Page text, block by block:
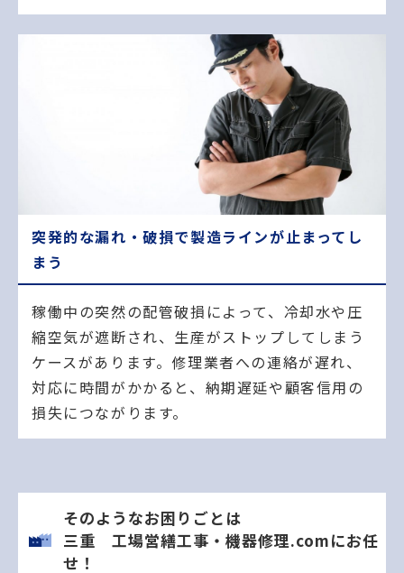
突発的な漏れ・破損で製造ラインが止まってし
まう
稼働中の突然の配管破損によって、冷却水や圧
縮空気が遮断され、生産がストップしてしまう
ケースがあります。修理業者への連絡が遅れ、
対応に時間がかかると、納期遅延や顧客信用の
損失につながります。
そのようなお困りごとは
三重 工場営繕工事・機器修理.comにお任
せ！